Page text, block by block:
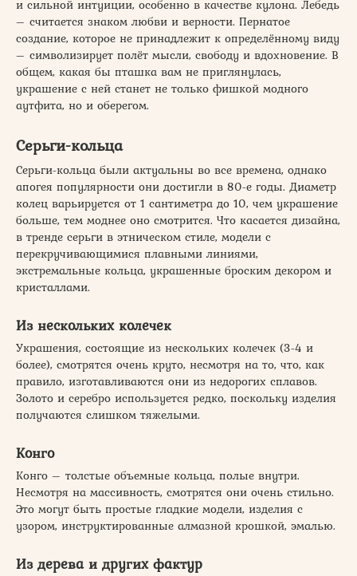
и сильной интуиции, особенно в качестве кулона. Лебедь
– считается знаком любви и верности. Пернатое
создание, которое не принадлежит к определённому виду
– символизирует полёт мысли, свободу и вдохновение. В
общем, какая бы пташка вам не приглянулась,
украшение с ней станет не только фишкой модного
аутфита, но и оберегом.
Серьги-кольца
Серьги-кольца были актуальны во все времена, однако
апогея популярности они достигли в 80-е годы. Диаметр
колец варьируется от 1 сантиметра до 10, чем украшение
больше, тем моднее оно смотрится. Что касается дизайна,
в тренде серьги в этническом стиле, модели с
перекручивающимися плавными линиями,
экстремальные кольца, украшенные броским декором и
кристаллами.
Из нескольких колечек
Украшения, состоящие из нескольких колечек (3-4 и
более), смотрятся очень круто, несмотря на то, что, как
правило, изготавливаются они из недорогих сплавов.
Золото и серебро используется редко, поскольку изделия
получаются слишком тяжелыми.
Конго
Конго – толстые объемные кольца, полые внутри.
Несмотря на массивность, смотрятся они очень стильно.
Это могут быть простые гладкие модели, изделия с
узором, инструктированные алмазной крошкой, эмалью.
Из дерева и других фактур